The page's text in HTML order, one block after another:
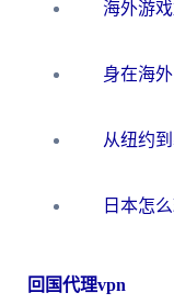
回国代理vpn